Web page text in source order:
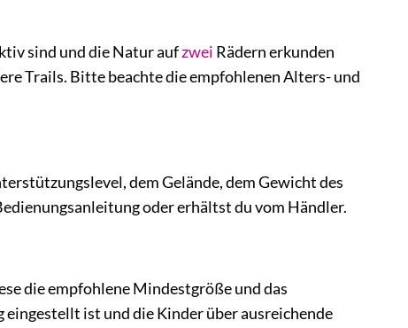
sind und die Natur aufzwei Rädern erkunden
Trails. Bitte beachte die empfohlenen Alters- und
dem Gelände, dem Gewicht des
oder erhältst du vom Händler.
die empfohlene Mindestgröße und das
ist und die Kinder über ausreichende